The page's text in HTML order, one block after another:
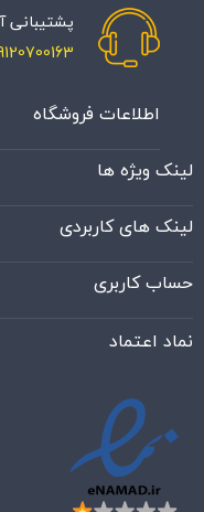
پشتیبانی
اطلاعات فروشگاه
لینک ویژه ها
لینک های کاربردی
حساب کاربری
نماد اعتماد